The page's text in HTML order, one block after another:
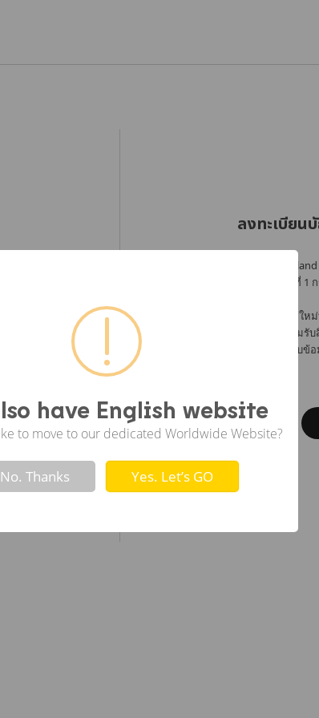
have English website
to move to our dedicated Worldwide Website?
! Not valid!
No. Thanks Yes. Let’s GO
ลงทะเบียน
RHINOSHIELD
ออกเฉียงใต้ตั้งแต่วันที่ 1
โปรดลงทะเบียนบัญชีให
ได้อย่างต่อเนื่อง พร้อม
หากต้องการตรวจสอบ